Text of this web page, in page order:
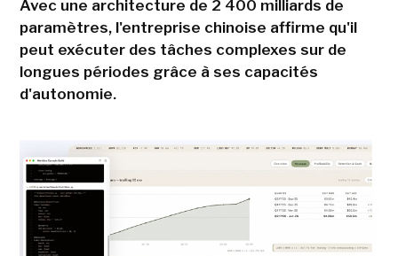
Avec une architecture de 2 400 milliards de
paramètres, l'entreprise chinoise affirme qu'il
peut exécuter des tâches complexes sur de
longues périodes grâce à ses capacités
d'autonomie.